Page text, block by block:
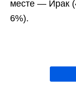
месте — Ирак
6%).